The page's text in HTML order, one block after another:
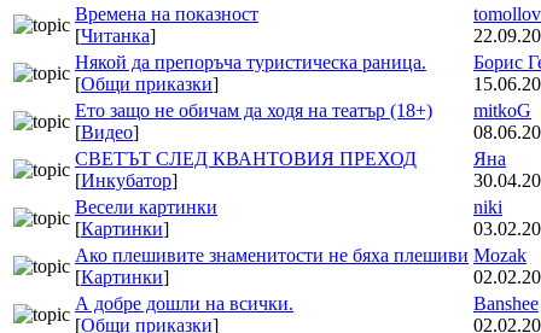
Времена на показност
[Читанка]
tomollov
Някой да препоръча туристическа раница.
[Общи приказки]
Борис
Ето защо не обичам да ходя на театър (18+)
[Видео]
mitkoG
СВЕТЪТ СЛЕД КВАНТОВИЯ ПРЕХОД
[Инкубатор]
Яна
Весели картинки
[Картинки]
niki
Ако плешивите знаменитости не бяха плешиви
[Картинки]
Mozak
А добре дошли на всички.
[Общи приказки]
Banshee